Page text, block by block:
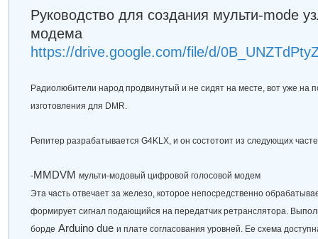
Руководство для создания мульти-mode
модема
https://drive.google.com/file/d/
Радиолюбители народ продвинутый и не сидят на месте, вот уже на
изготовления для DMR.
Репитер разрабатывается G4KLX, и он состотоит из следующих
-MMDVM мульти-модовый цифровой голосовой модем
Эта часть отвечает за железо, которое непосредственно
формирует сигнал подающийся на передатчик ретранслятора.
борде Arduino due и плате согласования уровней. Ее схема